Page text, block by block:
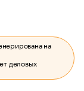
на
деловых